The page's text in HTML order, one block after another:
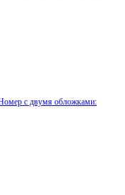
с двумя обложками: